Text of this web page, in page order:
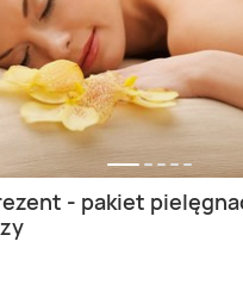
- pakiet